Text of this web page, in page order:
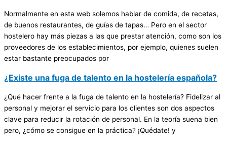
Normalmente en esta web solemos hablar de comida, de recetas,
de buenos restaurantes, de guías de tapas… Pero en el sector
hostelero hay más piezas a las que prestar atención, como son los
proveedores de los establecimientos, por ejemplo, quienes suelen
estar bastante preocupados por
¿Existe una fuga de talento en la hostelería española?
¿Qué hacer frente a la fuga de talento en la hostelería? Fidelizar al
personal y mejorar el servicio para los clientes son dos aspectos
clave para reducir la rotación de personal. En la teoría suena bien
pero, ¿cómo se consigue en la práctica? ¡Quédate! y